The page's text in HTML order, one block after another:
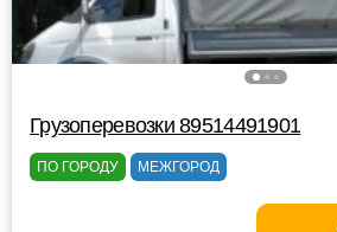
Грузоперевозки 89514491901
ПО ГОРОДУ МЕЖГОРОД